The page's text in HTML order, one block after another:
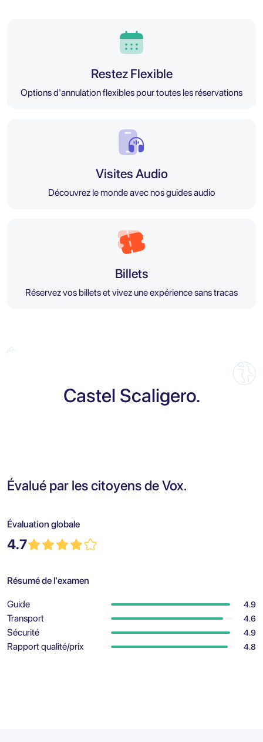
Restez Flexible
Options d'annulation flexibles pour toutes les réservations
Visites Audio
Découvrez le monde avec nos guides audio
Billets
Réservez vos billets et vivez une expérience sans tracas
Castel Scaligero.
Évalué par les citoyens de Vox.
Évaluation globale
4.7
Résumé de l'examen
Guide 4.9
Transport 4.6
Sécurité 4.9
Rapport qualité/prix 4.8